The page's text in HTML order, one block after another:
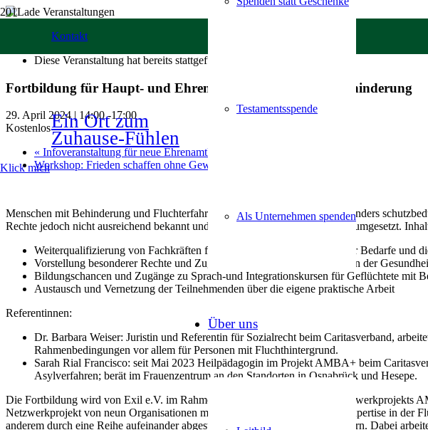
Kontakt
Ein Ort zum
Zuhause-Fühlen
Testamentsspende
Als Unternehmen spenden
Über uns
Klick mich
« Alle Veranstaltungen
Diese Veranstaltung hat bereits stattgefunden.
Fortbildung für Haupt- und Ehrenamtliche: Flucht und Behinderung
29. April 2024 | 14:00-17:00
Kostenlos
« Infoveranstaltung für neue Ehrenamtliche
Workshop: Frieden schaffen ohne Gewalt
Menschen mit Behinderung und Fluchterfahrung gehören zu der Gruppe besonders
Rechte jedoch nicht ausreichend bekannt und werden in der Praxis nur selten umgesetzt.
Weiterqualifizierung von Fachkräften für die Identifizierung spezifischer Bedarfe und
Vorstellung besonderer Rechte und Zugänge zu Heil- und Hilfsmitteln in der
Bildungschancen und Zugänge zu Sprach-und Integrationskursen für Geflüchtete mit
Austausch und Vernetzung der Teilnehmenden über die eigene praktische Arbeit
Referentinnen:
Dr. Barbara Weiser: Juristin und Referentin für Sozialrecht beim Caritasverband,
Rahmenbedingungen vor allem für Personen mit Fluchthintergrund.
Sarah Rial Francisco: seit Mai 2023 Heilpädagogin im Projekt AMBA+ beim
Asylverfahren; berät im Frauenzentrum an den Standorten in Osnabrück und Hesepe.
Die Fortbildung wird von Exil e.V. im Rahmen des niedersachsenweiten Netzwerkprojekts
Netzwerkprojekt von neun Organisationen mit langjähriger und vielfältiger Expertise in der
anderem durch eine Reihe aufeinander abgestimmter Maßnahmen zu verbessern. Dabei